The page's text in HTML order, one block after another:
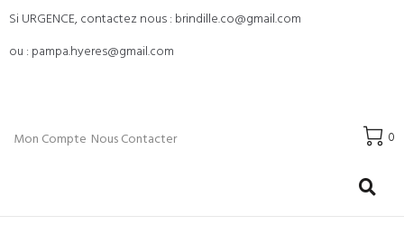
Si URGENCE, contactez nous : brindille.co@gmail.com
ou : pampa.hyeres@gmail.com
Mon Compte Nous Contacter 0